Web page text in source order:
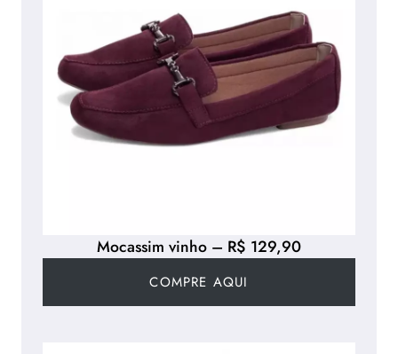
Mocassim vinho – R$ 129,90
COMPRE AQUI